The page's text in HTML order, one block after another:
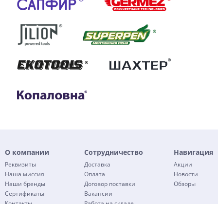
О компании
Реквизиты
Наша миссия
Наши бренды
Сертификаты
Сотрудничество
Доставка
Оплата
Договор поставки
Вакансии
Навигация
Акции
Новости
Обзоры